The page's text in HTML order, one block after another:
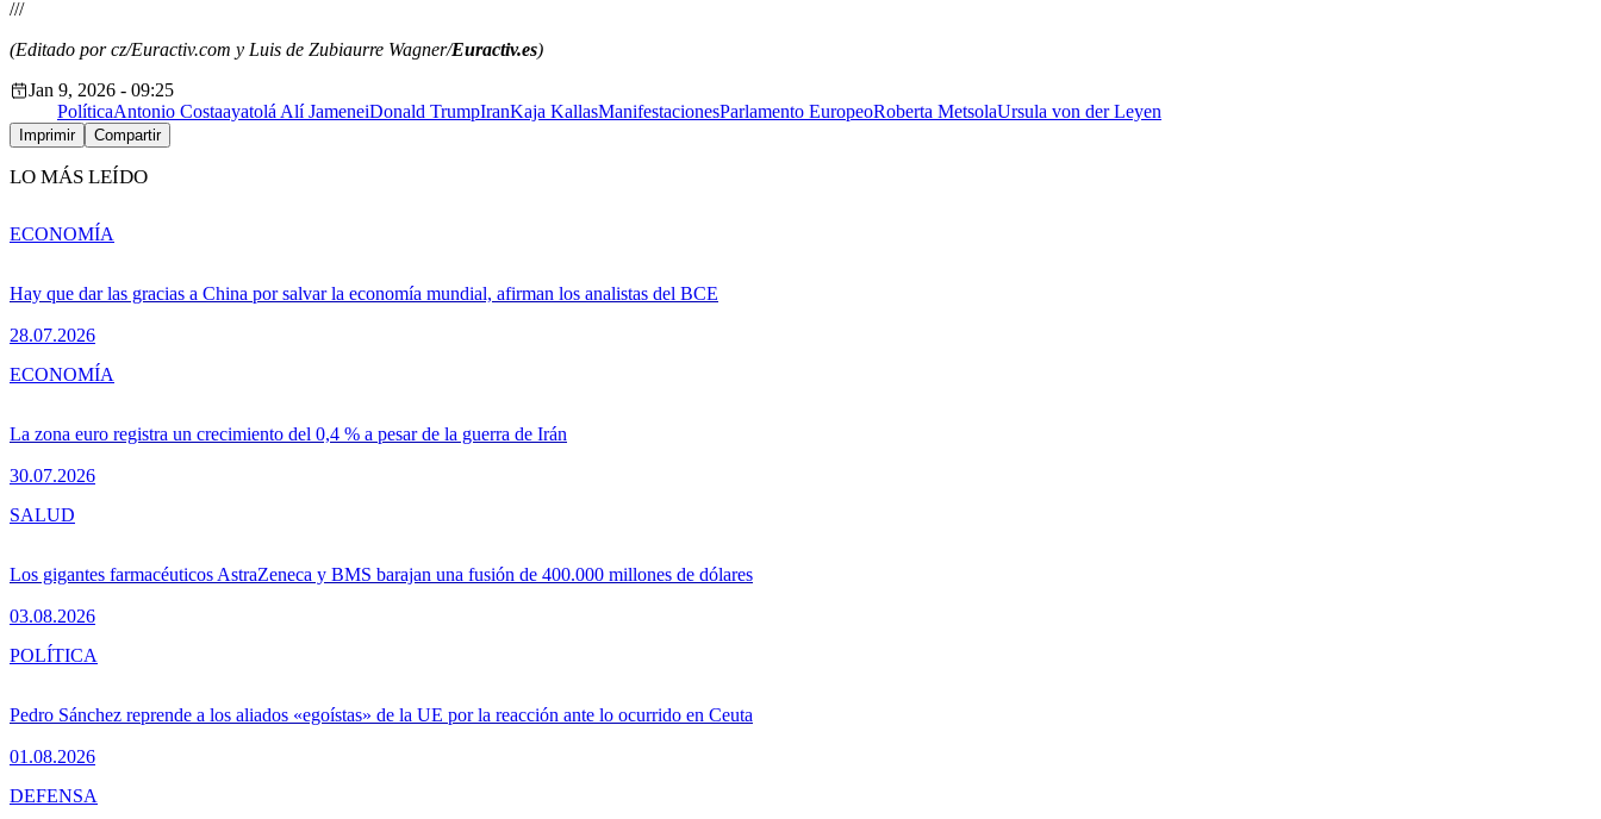
///
(Editado por cz/Euractiv.com y Luis de Zubiaurre Wagner/Euractiv.es)
Jan 9, 2026 - 09:25
PolíticaAntonio Costaayatolá Alí JameneiDonald TrumpIranKaja KallasManifestacionesParlamento EuropeoRoberta MetsolaUrsula von der Leyen
Imprimir Compartir
LO MÁS LEÍDO
Hay que dar las gracias a China por salvar la economía mundial, afirman los analistas del BCE
28.07.2026
ECONOMÍA
La zona euro registra un crecimiento del 0,4 % a pesar de la guerra de Irán
30.07.2026
ECONOMÍA
Los gigantes farmacéuticos AstraZeneca y BMS barajan una fusión de 400.000 millones de dólares
03.08.2026
SALUD
Pedro Sánchez reprende a los aliados «egoístas» de la UE por la reacción ante lo ocurrido en Ceuta
01.08.2026
POLÍTICA
DEFENSA